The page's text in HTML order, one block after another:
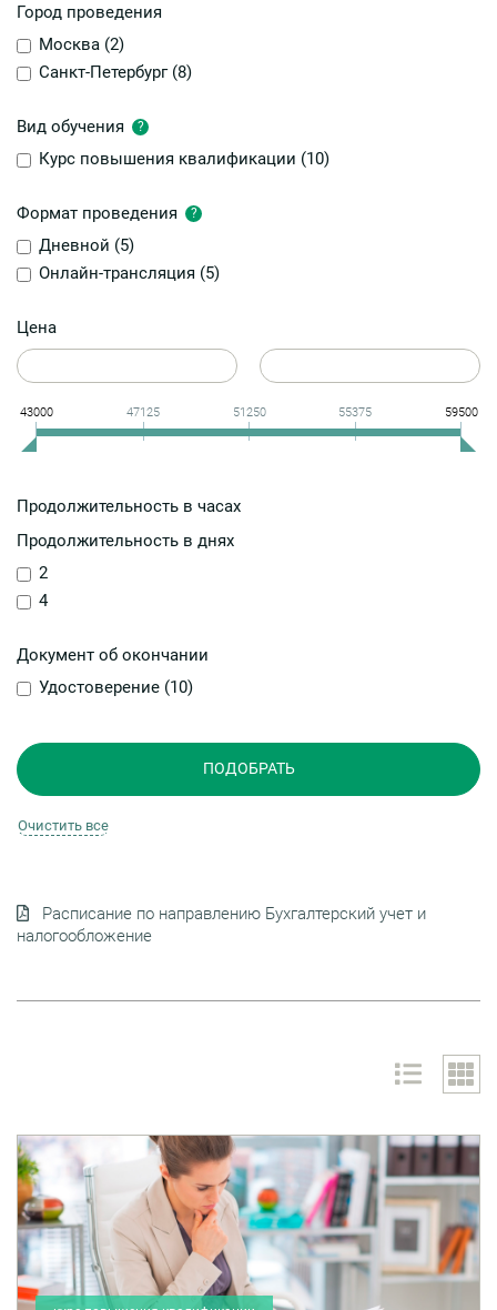
Город проведения
Москва (2)
Санкт-Петербург (8)
Вид обучения ?
Курс повышения квалификации (10)
Формат проведения ?
Дневной (5)
Онлайн-трансляция (5)
Цена
43000 47125 51250 55375 59500
Продолжительность в часах
Продолжительность в днях
2
4
Документ об окончании
Удостоверение (10)
Расписание по направлению Бухгалтерский учет и
налогообложение